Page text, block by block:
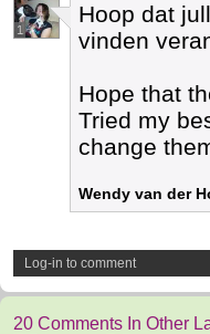
1
Hoop dat
vinden
Hope that
Tried my
change
Wendy van der
Log-in to comment
20 Comments In Other